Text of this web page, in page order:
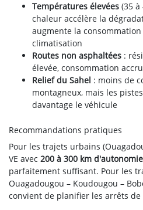
Températures élevées (35 à
chaleur accélère la
augmente la
climatisation
Routes non asphaltées :
élevée, consommation
Relief du Sahel : moins de
montagneux, mais les
davantage le véhicule
Recommandations pratiques
Pour les trajets urbains
VE avec 200 à 300 km d'autonomie
parfaitement suffisant. Pour les
Ouagadougou – Koudougou –
convient de planifier les arrêts de